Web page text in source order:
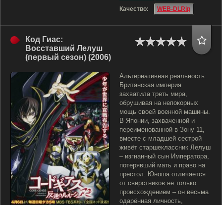
Качество:
WEB-DLRip
Код Гиас:
Восставший Лелуш
(первый сезон) (2006)
Альтернативная реальность:
Британская империя
захватила треть мира,
обрушивая на непокорных
мощь своей военной машины.
В Японии, захваченной и
переименованной в Зону 11,
вместе с младшей сестрой
живёт старшеклассник Лелуш
– изгнанный сын Императора,
потерявший мать и право на
престол. Юноша отличается
от сверстников не только
происхождением – он весьма
одарённая личность,